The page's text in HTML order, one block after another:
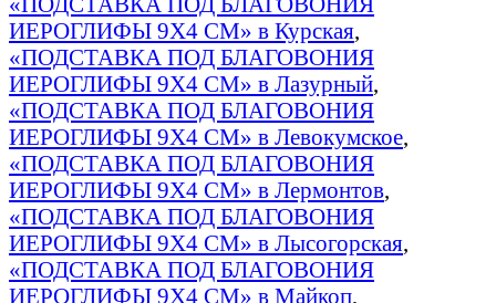
ИЕРОГЛИФЫ 9Х4 СМ» в Курская,
«ПОДСТАВКА ПОД БЛАГОВОНИЯ
ИЕРОГЛИФЫ 9Х4 СМ» в Лазурный,
«ПОДСТАВКА ПОД БЛАГОВОНИЯ
ИЕРОГЛИФЫ 9Х4 СМ» в Левокумское,
«ПОДСТАВКА ПОД БЛАГОВОНИЯ
ИЕРОГЛИФЫ 9Х4 СМ» в Лермонтов,
«ПОДСТАВКА ПОД БЛАГОВОНИЯ
ИЕРОГЛИФЫ 9Х4 СМ» в Лысогорская,
«ПОДСТАВКА ПОД БЛАГОВОНИЯ
ИЕРОГЛИФЫ 9Х4 СМ» в Майкоп,